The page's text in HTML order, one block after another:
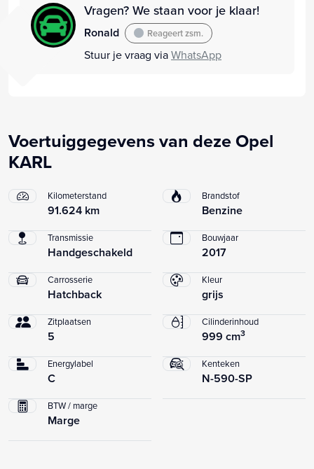
Vragen? We staan voor je klaar!
Ronald Reageert zsm.
Stuur je vraag viaWhatsApp
Voertuiggegevens van deze Opel
KARL
Kilometerstand
91.624 km
Brandstof
Benzine
Transmissie
Handgeschakeld
Bouwjaar
2017
Carrosserie
Hatchback
Kleur
grijs
Zitplaatsen
5
Cilinderinhoud
999 cm3
Energylabel
C
Kenteken
N-590-SP
BTW / marge
Marge